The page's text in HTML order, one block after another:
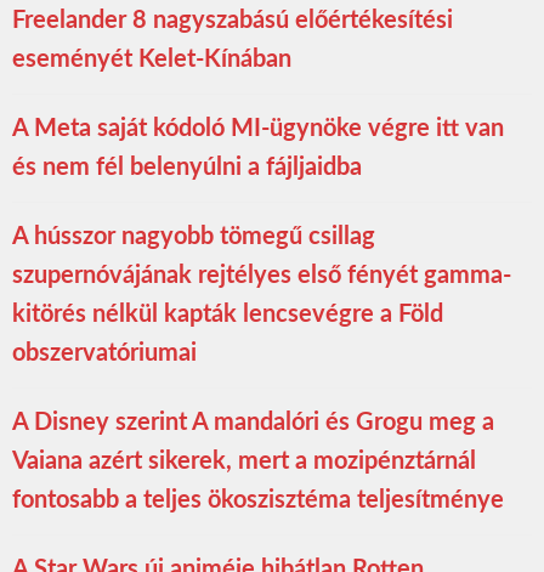
Freelander 8 nagyszabású előértékesítési
eseményét Kelet-Kínában
A Meta saját kódoló MI-ügynöke végre itt van
és nem fél belenyúlni a fájljaidba
A hússzor nagyobb tömegű csillag
szupernóvájának rejtélyes első fényét gamma-
kitörés nélkül kapták lencsevégre a Föld
obszervatóriumai
A Disney szerint A mandalóri és Grogu meg a
Vaiana azért sikerek, mert a mozipénztárnál
fontosabb a teljes ökoszisztéma teljesítménye